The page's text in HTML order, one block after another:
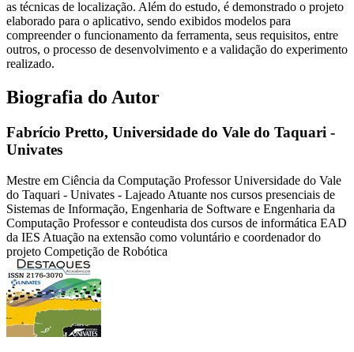
as técnicas de localização. Além do estudo, é demonstrado o projeto
elaborado para o aplicativo, sendo exibidos modelos para
compreender o funcionamento da ferramenta, seus requisitos, entre
outros, o processo de desenvolvimento e a validação do experimento
realizado.
Biografia do Autor
Fabrício Pretto, Universidade do Vale do Taquari -
Univates
Mestre em Ciência da Computação Professor Universidade do Vale
do Taquari - Univates - Lajeado Atuante nos cursos presenciais de
Sistemas de Informação, Engenharia de Software e Engenharia da
Computação Professor e conteudista dos cursos de informática EAD
da IES Atuação na extensão como voluntário e coordenador do
projeto Competição de Robótica